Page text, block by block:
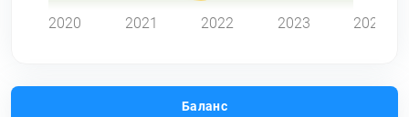
2020 2021 2022 2023 2024
Баланс